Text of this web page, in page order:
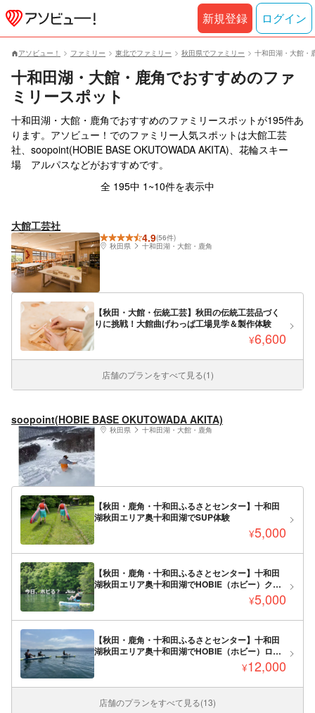
アソビュー！ ファミリー 東北でファミリー 秋田県でファミリー 十和田湖・大館・
十和田湖・大館・鹿角でおすすめのファ
ミリースポット
十和田湖・大館・鹿角でおすすめのファミリースポットが195件あ
ります。アソビュー！でのファミリー人気スポットは大館工芸
社、soopoint(HOBIE BASE OKUTOWADA AKITA)、花輪スキー
場 アルパスなどがおすすめです。
全 195中 1~10件を表示中
大館工芸社
4.9(56件)
秋田県
十和田湖・大館・鹿角
【秋田・大館・伝統工芸】秋田の伝統工芸品づく
りに挑戦！大館曲げわっぱ工場見学＆製作体験
¥6,600
店舗のプランをすべて見る(1)
soopoint(HOBIE BASE OKUTOWADA AKITA)
秋田県 十和田湖・大館・鹿角
【秋田・鹿角・十和田ふるさとセンター】十和田
湖秋田エリア奥十和田湖でSUP体験
¥5,000
【秋田・鹿角・十和田ふるさとセンター】十和田
湖秋田エリア奥十和田湖でHOBIE（ホビー）クル
¥5,000
【秋田・鹿角・十和田ふるさとセンター】十和田
湖秋田エリア奥十和田湖でHOBIE（ホビー）ロン
¥12,000
店舗のプランをすべて見る(13)
新規登録 ログイン